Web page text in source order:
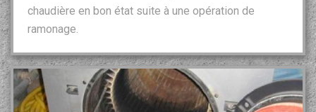
chaudière en bon état suite à une opération de
ramonage.